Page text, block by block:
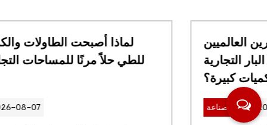
ما الذي يجب على المشترين العالميين
مراعاته قبل طلب مقاعد البار التجارية
اخبار الصناعة